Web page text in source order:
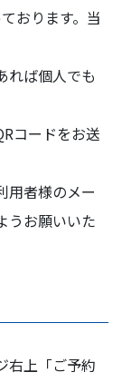
おります。当
れば個人でも
コードをお送
用者様のメー
うお願いいた
右上「ご予約